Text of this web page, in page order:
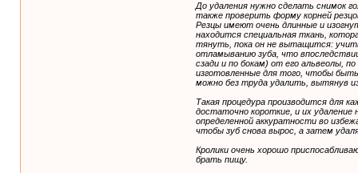
До удаления нужно сделать снимок
также проверить форму корней
Резцы имеют очень длинные и
находится специальная ткань,
тянуть, пока он не вытащится:
отламыванию зуба, что
сзади и по бокам) от его альвеолы,
изготовленные для того, чтобы
можно без труда удалить, вытянув
Такая процедура производится для
достаточно короткие, и их
определенной аккуратности во
чтобы зуб снова вырос, а затем
Кролики очень хорошо
брать пищу.